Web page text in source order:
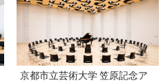
京都市立芸術大学 笠原記念ア